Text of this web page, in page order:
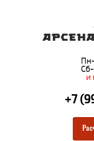
и
+7